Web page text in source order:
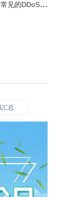
常见的DDoS攻击方法_DDoS攻击原理
汇总